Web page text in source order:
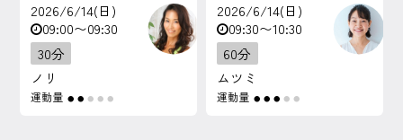
2026/6/14(日)
09:00〜09:30
30分
ノリ
運動量 ● ● ● ● ●
2026/6/14(日)
09:30〜10:30
60分
ムツミ
運動量 ● ● ● ● ●